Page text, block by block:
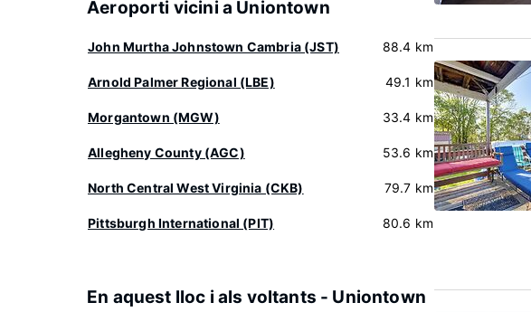
Aeroporti vicini a Uniontown
John Murtha Johnstown Cambria (JST) 88.4 km
Arnold Palmer Regional (LBE) 49.1 km
Morgantown (MGW) 33.4 km
Allegheny County (AGC) 53.6 km
North Central West Virginia (CKB) 79.7 km
Pittsburgh International (PIT) 80.6 km
En aquest lloc i als voltants - Uniontown